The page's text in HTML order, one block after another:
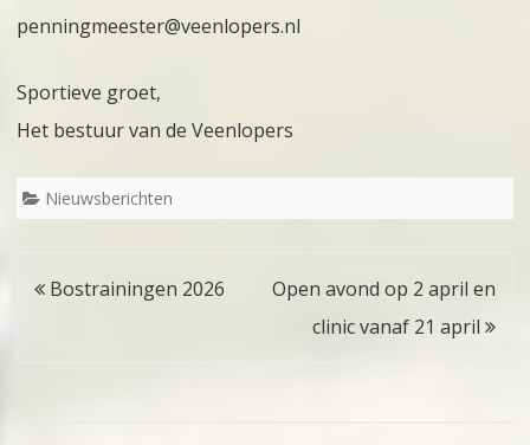
penningmeester@veenlopers.nl
Sportieve groet,
Het bestuur van de Veenlopers
Nieuwsberichten
Bericht
Bostrainingen 2026
Open avond op 2 april en
clinic vanaf 21 april